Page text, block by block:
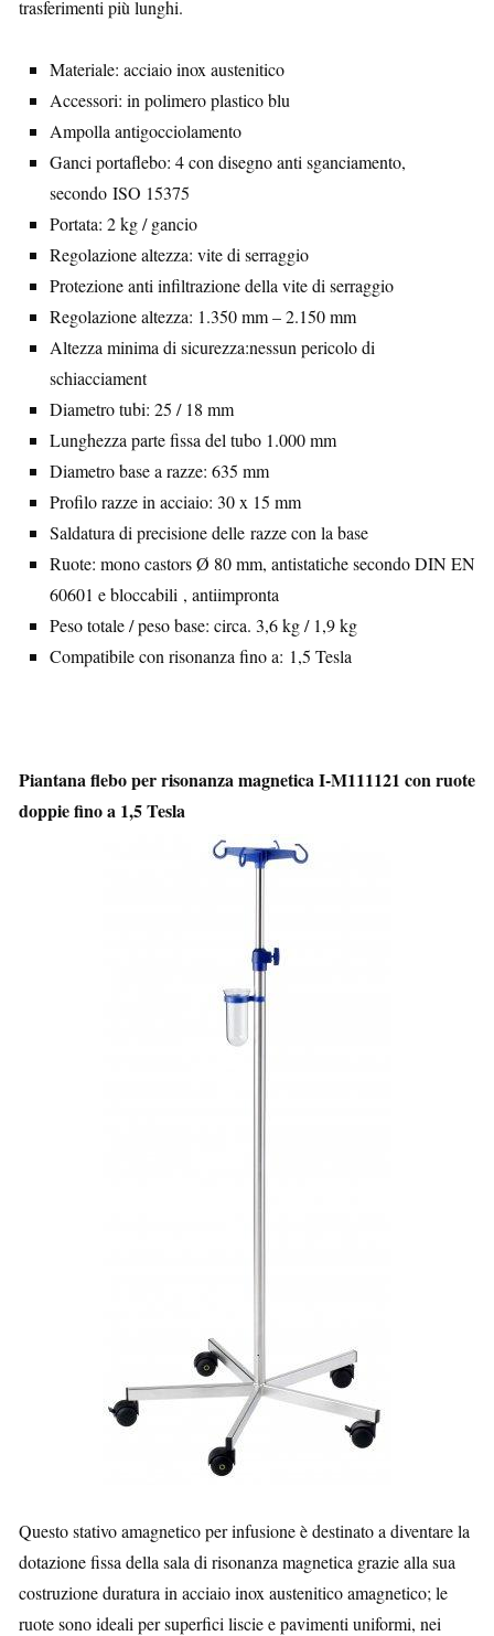
trasferimenti più lunghi.
Materiale: acciaio inox austenitico
Accessori: in polimero plastico blu
Ampolla antigocciolamento
Ganci portaflebo: 4 con disegno anti sganciamento,
secondo ISO 15375
Portata: 2 kg / gancio
Regolazione altezza: vite di serraggio
Protezione anti infiltrazione della vite di serraggio
Regolazione altezza: 1.350 mm – 2.150 mm
Altezza minima di sicurezza:nessun pericolo di
schiacciament
Diametro tubi: 25 / 18 mm
Lunghezza parte fissa del tubo 1.000 mm
Diametro base a razze: 635 mm
Profilo razze in acciaio: 30 x 15 mm
Saldatura di precisione delle razze con la base
Ruote: mono castors Ø 80 mm, antistatiche secondo DIN EN
60601 e bloccabili , antiimpronta
Peso totale / peso base: circa. 3,6 kg / 1,9 kg
Compatibile con risonanza fino a: 1,5 Tesla
Piantana flebo per risonanza magnetica I-M111121 con ruote
doppie fino a 1,5 Tesla
Questo stativo amagnetico per infusione è destinato a diventare la
dotazione fissa della sala di risonanza magnetica grazie alla sua
costruzione duratura in acciaio inox austenitico amagnetico; le
ruote sono ideali per superfici liscie e pavimenti uniformi, nei